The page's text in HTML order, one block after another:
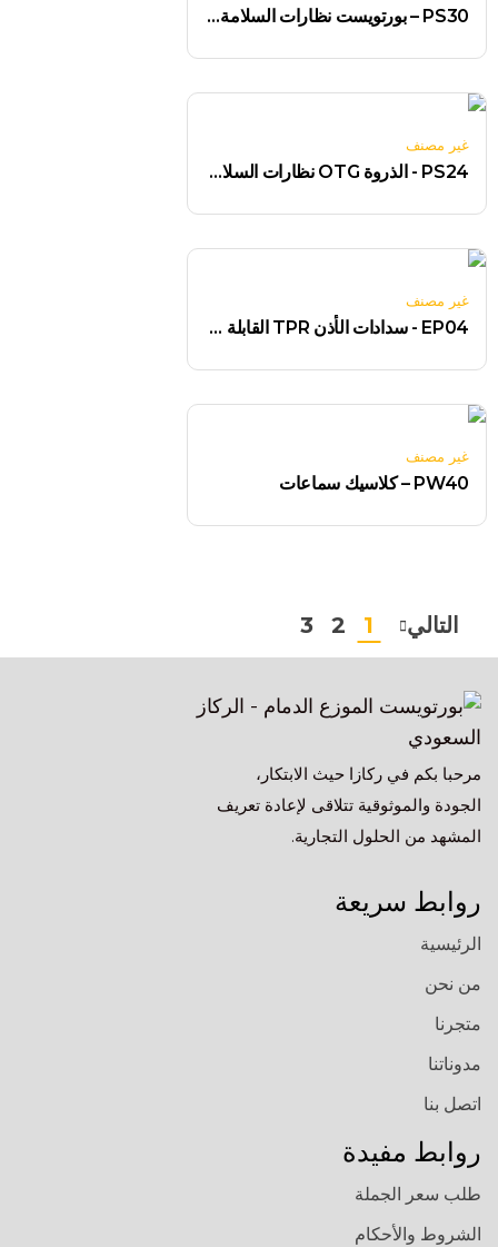
PS30 – بورتويست نظارات السلامة الزائدة
غير مصنف
PS24 - الذروة OTG نظارات السلامة
غير مصنف
EP04 - سدادات الأذن TPR القابلة لإعادة الاستخدام (50 زوجًا)
غير مصنف
PW40 – كلاسيك سماعات
1
2
3 التالي
مرحبا بكم في ركازا حيث الابتكار،
الجودة والموثوقية تتلاقى لإعادة تعريف
المشهد من الحلول التجارية.
روابط سريعة
الرئيسية
من نحن
متجرنا
مدوناتنا
اتصل بنا
روابط مفيدة
طلب سعر الجملة
الشروط والأحكام